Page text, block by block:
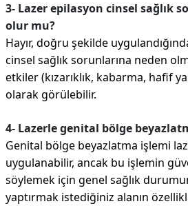
3- Lazer epilasyon cinsel sağlık
olur mu?
Hayır, doğru şekilde
cinsel sağlık sorunlarına neden
etkiler (kızarıklık, kabarma, hafif
olarak görülebilir.
4- Lazerle genital bölge
Genital bölge beyazlatma işlemi
uygulanabilir, ancak bu işlemin
söylemek için genel sağlık
yaptırmak istediğiniz alanın